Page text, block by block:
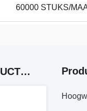
60000 STUKS/
VERWANTE PRODUCTEN